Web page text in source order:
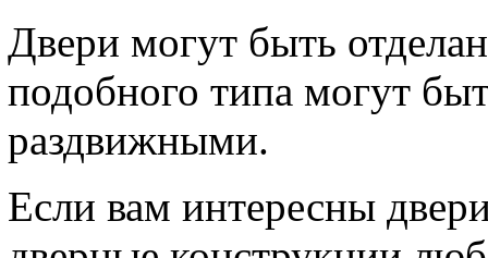
Двери могут быть
подобного типа могут
раздвижными.
Если вам интересны